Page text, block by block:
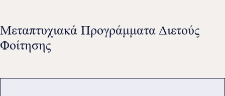
Μεταπτυχιακά Προγράμματα Διετούς
Φοίτησης